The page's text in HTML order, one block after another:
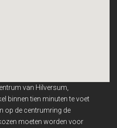
van Hilversum,
binnentien minuten te voet
op de centrumring de
moeten worden voor